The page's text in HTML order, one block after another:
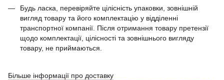
Будь ласка, перевіряйте цілісність упаковки, зовнішній
вигляд товару та його комплектацію у відділенні
транспортної компанії. Після отримання товару претензії
щодо комплектації, цілісності та зовнішнього вигляду
товару, не приймаються.
Більше інформації про доставку